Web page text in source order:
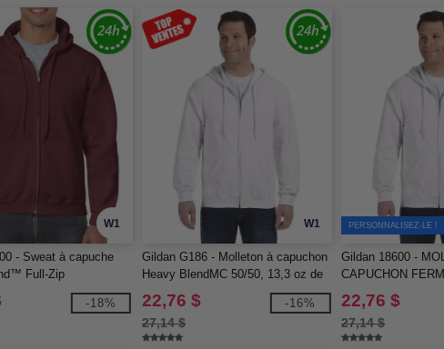
W1
- Sweat à capuche
Full-Zip
-18%
W1
Gildan G186 - Molleton à capuchon
Heavy BlendMC 50/50, 13,3 oz de
MD avec glissière tout au long
22,76 $
27,14 $
-16%
PERSONNALISEZ-LE !
Gildan 18600 -
CAPUCHON
8 oz.
22,76 $
27,14 $